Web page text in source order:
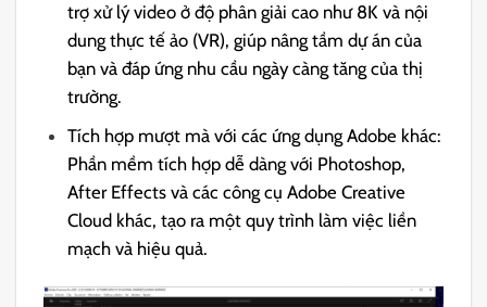
trợ xử lý video ở độ phân giải cao như 8K và nội
dung thực tế ảo (VR), giúp nâng tầm dự án của
bạn và đáp ứng nhu cầu ngày càng tăng của thị
trường.
Tích hợp mượt mà với các ứng dụng Adobe khác:
Phần mềm tích hợp dễ dàng với Photoshop,
After Effects và các công cụ Adobe Creative
Cloud khác, tạo ra một quy trình làm việc liền
mạch và hiệu quả.